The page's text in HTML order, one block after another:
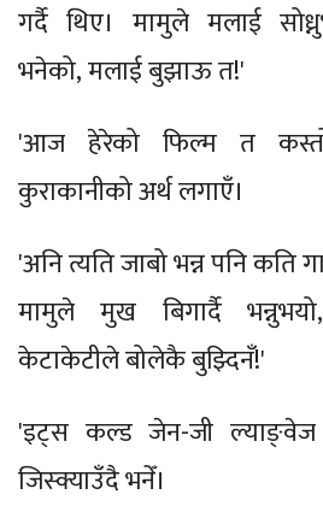
गर्दै थिए। मामुले मलाई
भनेको, मलाई बुझाऊ त!'
'आज हेरेको फिल्म त
कुराकानीको अर्थ लगाएँ।
'अनि त्यति जाबो भन्न पनि कति
मामुले मुख बिगार्दै
केटाकेटीले बोलेकै बुझ्दिनँ!'
'इट्स कल्ड जेन-जी
जिस्क्याउँदै भनेँ।